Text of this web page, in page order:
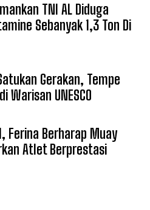
TNI AL Diduga
Sebanyak 1,3 Ton Di
Gerakan, Tempe
Warisan UNESCO
Ferina Berharap Muay
Atlet Berprestasi